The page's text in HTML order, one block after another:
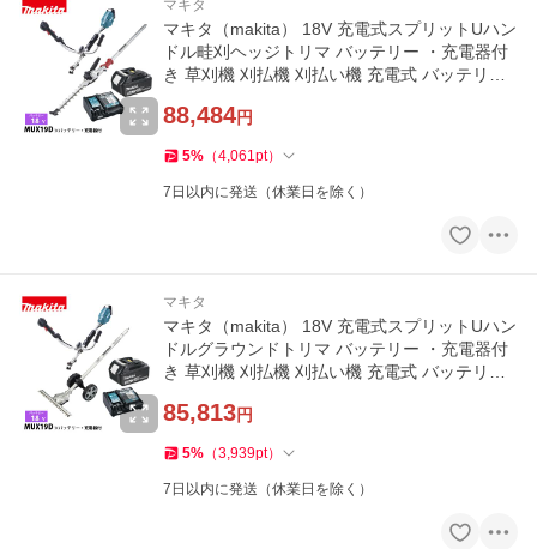
マキタ
マキタ（makita） 18V 充電式スプリットUハン
ドル畦刈ヘッジトリマ バッテリー ・充電器付
き 草刈機 刈払機 刈払い機 充電式 バッテリー
88,484円
5% （4,061pt）
7日以内に発送（休業日を除く）
マキタ
マキタ（makita） 18V 充電式スプリットUハン
ドルグラウンドトリマ バッテリー ・充電器付
き 草刈機 刈払機 刈払い機 充電式 バッテリー
85,813円
5% （3,939pt）
7日以内に発送（休業日を除く）